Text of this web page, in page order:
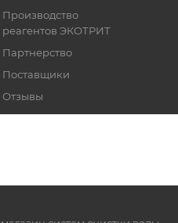
Производство
реагентов ЭКОТРИТ
Партнерство
Поставщики
Отзывы
Реквизиты